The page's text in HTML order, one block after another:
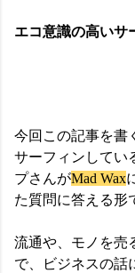
エコ意識の高いサ
今回この記事を書
サーフィンしてい
プさんがMad Wax
た質問に答える形
流通や、モノを売
で、ビジネスの話